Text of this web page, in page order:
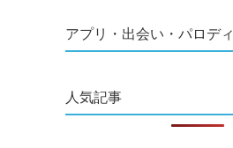
アプリ・出会い・パロディ
人気記事